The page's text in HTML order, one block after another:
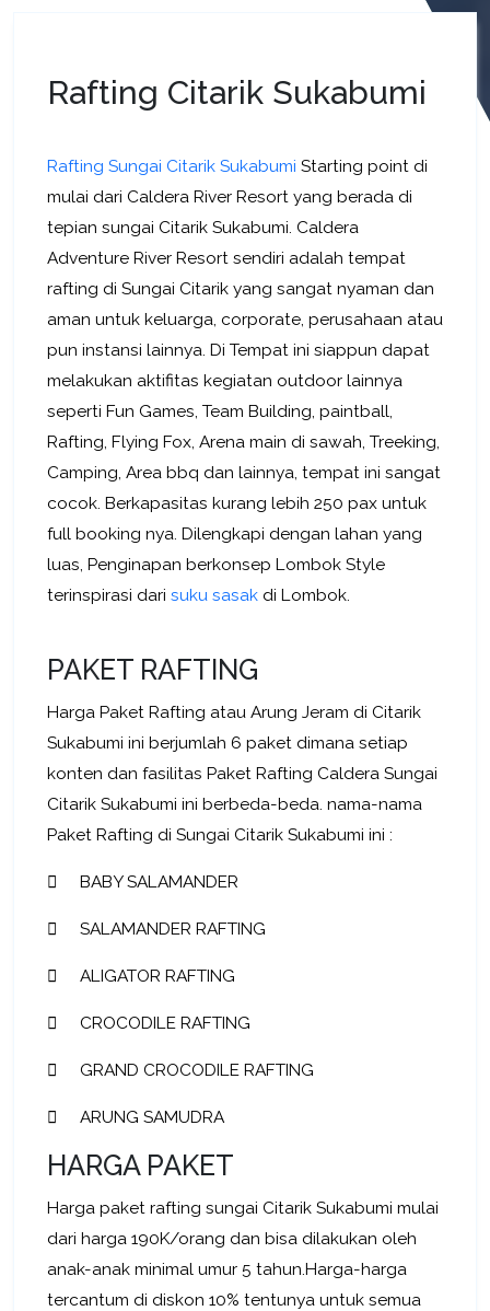
Rafting Citarik Sukabumi
Rafting Sungai Citarik Sukabumi Starting point di
mulai dari Caldera River Resort yang berada di
tepian sungai Citarik Sukabumi. Caldera
Adventure River Resort sendiri adalah tempat
rafting di Sungai Citarik yang sangat nyaman dan
aman untuk keluarga, corporate, perusahaan atau
pun instansi lainnya. Di Tempat ini siappun dapat
melakukan aktifitas kegiatan outdoor lainnya
seperti Fun Games, Team Building, paintball,
Rafting, Flying Fox, Arena main di sawah, Treeking,
Camping, Area bbq dan lainnya, tempat ini sangat
cocok. Berkapasitas kurang lebih 250 pax untuk
full booking nya. Dilengkapi dengan lahan yang
luas, Penginapan berkonsep Lombok Style
terinspirasi dari suku sasak di Lombok.
PAKET RAFTING
Harga Paket Rafting atau Arung Jeram di Citarik
Sukabumi ini berjumlah 6 paket dimana setiap
konten dan fasilitas Paket Rafting Caldera Sungai
Citarik Sukabumi ini berbeda-beda. nama-nama
Paket Rafting di Sungai Citarik Sukabumi ini :
BABY SALAMANDER
SALAMANDER RAFTING
ALIGATOR RAFTING
CROCODILE RAFTING
GRAND CROCODILE RAFTING
ARUNG SAMUDRA
HARGA PAKET
Harga paket rafting sungai Citarik Sukabumi mulai
dari harga 190K/orang dan bisa dilakukan oleh
anak-anak minimal umur 5 tahun.Harga-harga
tercantum di diskon 10% tentunya untuk semua